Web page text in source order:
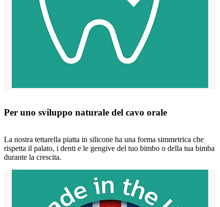
Per uno sviluppo naturale del cavo orale
La nostra tettarella piatta in silicone ha una forma simmetrica che
rispetta il palato, i denti e le gengive del tuo bimbo o della tua bimba
durante la crescita.